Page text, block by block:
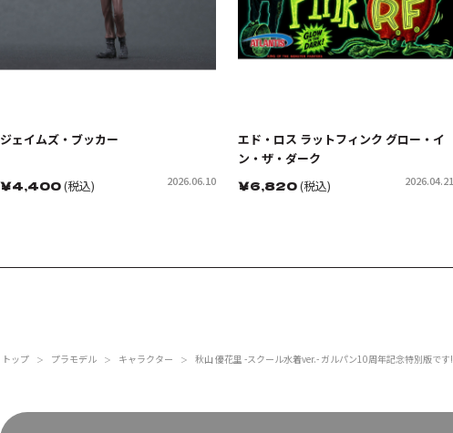
ジェイムズ・ブッカー
￥4,400(税込) 2026.06.10
エド・ロス ラットフィンク グロー・イ
ン・ザ・ダーク
￥6,820(税込) 2026.04.21
トップ ＞ プラモデル ＞ キャラクター ＞ 秋山 優花里 -スクール水着ver.- ガルパン10周年記念特別版です!